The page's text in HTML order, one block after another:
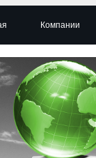
Компании